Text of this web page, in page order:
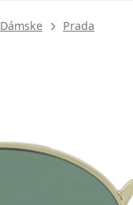
Dámske Prada